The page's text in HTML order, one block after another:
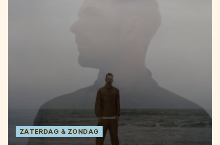
ZATERDAG ZONDAG